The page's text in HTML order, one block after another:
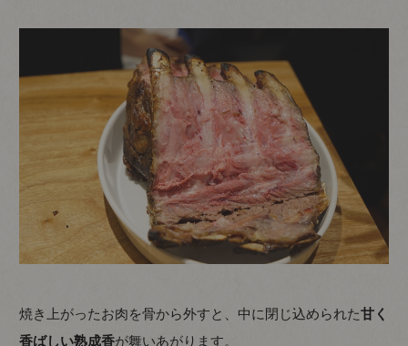
焼き上がったお肉を骨から外すと、中に閉じ込められた甘く
香ばしい熟成香が舞いあがります。